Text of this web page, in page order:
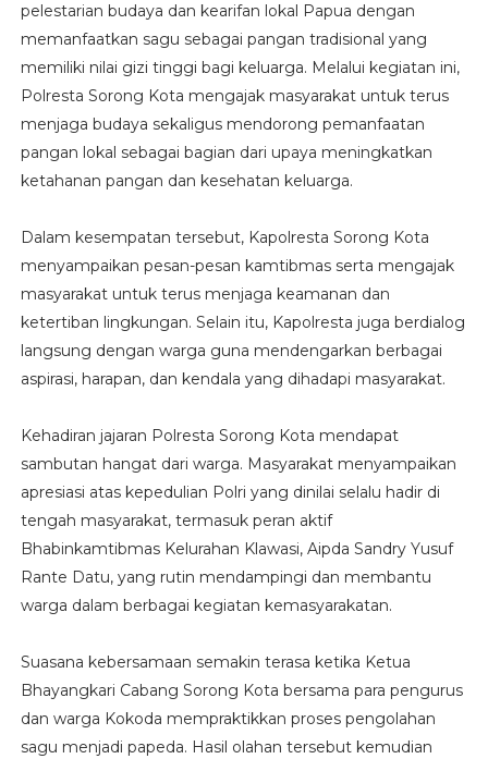
pelestarian budaya dan kearifan lokal Papua dengan
memanfaatkan sagu sebagai pangan tradisional yang
memiliki nilai gizi tinggi bagi keluarga. Melalui kegiatan ini,
Polresta Sorong Kota mengajak masyarakat untuk terus
menjaga budaya sekaligus mendorong pemanfaatan
pangan lokal sebagai bagian dari upaya meningkatkan
ketahanan pangan dan kesehatan keluarga.
Dalam kesempatan tersebut, Kapolresta Sorong Kota
menyampaikan pesan-pesan kamtibmas serta mengajak
masyarakat untuk terus menjaga keamanan dan
ketertiban lingkungan. Selain itu, Kapolresta juga berdialog
langsung dengan warga guna mendengarkan berbagai
aspirasi, harapan, dan kendala yang dihadapi masyarakat.
Kehadiran jajaran Polresta Sorong Kota mendapat
sambutan hangat dari warga. Masyarakat menyampaikan
apresiasi atas kepedulian Polri yang dinilai selalu hadir di
tengah masyarakat, termasuk peran aktif
Bhabinkamtibmas Kelurahan Klawasi, Aipda Sandry Yusuf
Rante Datu, yang rutin mendampingi dan membantu
warga dalam berbagai kegiatan kemasyarakatan.
Suasana kebersamaan semakin terasa ketika Ketua
Bhayangkari Cabang Sorong Kota bersama para pengurus
dan warga Kokoda mempraktikkan proses pengolahan
sagu menjadi papeda. Hasil olahan tersebut kemudian